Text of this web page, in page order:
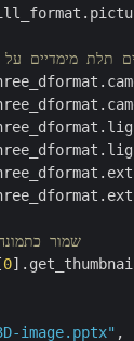
תלת מימדיים
# שמור
0
image.pptx"